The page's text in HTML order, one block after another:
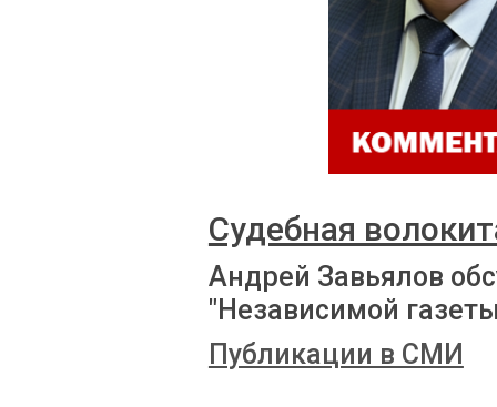
Судебная
Андрей Завьялов
"Независимой
Публикации в СМИ